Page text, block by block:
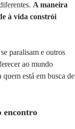
A maneira
à vida constrói
paralisam e outros
ao mundo
está em busca de
encontro